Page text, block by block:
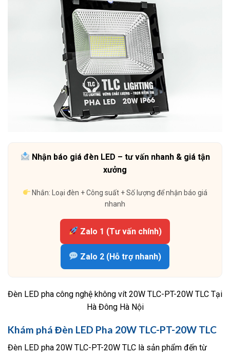
Nhận báo giá đèn LED – tư vấn nhanh & giá tận
xưởng
Nhắn: Loại đèn + Công suất + Số lượng để nhận báo giá
nhanh
Zalo 1 (Tư vấn chính)
Zalo 2 (Hỗ trợ nhanh)
Đèn LED pha công nghệ không vít 20W TLC-PT-20W TLC Tại
Hà Đông Hà Nội
Khám phá Đèn LED Pha 20W TLC-PT-20W TLC
Đèn LED pha 20W TLC-PT-20W TLC là sản phẩm đến từ